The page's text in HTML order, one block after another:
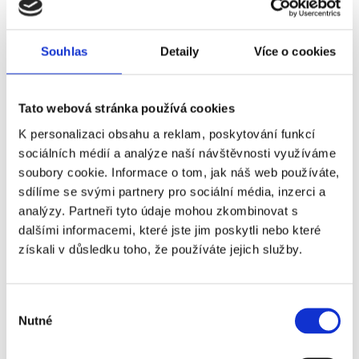
Souhlas Detaily Více o cookies
Tato webová stránka používá cookies
K personalizaci obsahu a reklam, poskytování funkcí
sociálních médií a analýze naší návštěvnosti využíváme
soubory cookie. Informace o tom, jak náš web používáte,
sdílíme se svými partnery pro sociální média, inzerci a
analýzy. Partneři tyto údaje mohou zkombinovat s
dalšími informacemi, které jste jim poskytli nebo které
získali v důsledku toho, že používáte jejich služby.
souhlasu
Nutné
Název Příplatek
1. kategorie
Crystal Palace -
Manchester United -
VIP Executive Box
+9 190 Kč
Crystal Palace -
Manchester United -
VIP Directors Box
+13 280 Kč
VIP Lounge
+21 170 Kč